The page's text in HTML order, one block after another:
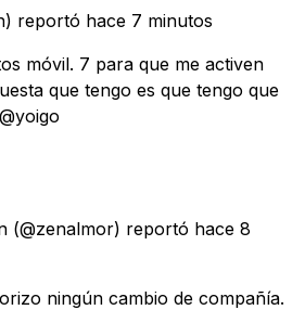
reportó hace 7 minutos
móvil. 7 para que me activen
que tengo es que tengo que
(@zenalmor) reportó hace 8
ningún cambio de compañía.